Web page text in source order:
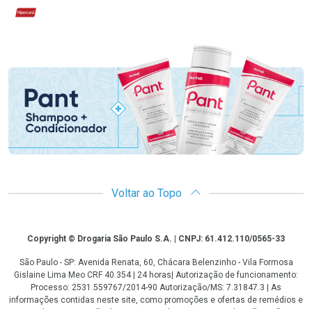
Hipercard
Promoção em Destaque
Voltar ao Topo
CopyrightCopyright © Drogaria São Paulo S.A. | CNPJ: 61.412.110/0565-33
São Paulo - SP: Avenida Renata, 60, Chácara Belenzinho - Vila Formosa
Gislaine Lima Meo CRF 40.354 | 24 horas| Autorização de funcionamento:
Processo: 2531.559767/2014-90 Autorização/MS: 7.31847.3 | As
informações contidas neste site, como promoções e ofertas de remédios e